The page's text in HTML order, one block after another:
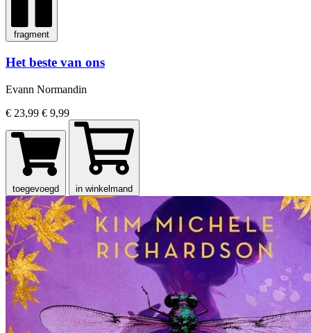
fragment
Het beste van ons
Evann Normandin
€ 23,99 € 9,99
toegevoegd in winkelmand